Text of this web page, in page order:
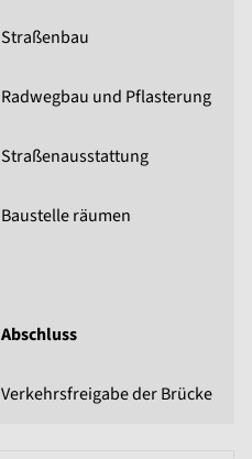
Straßenbau
Radwegbau und Pflasterung
Straßenausstattung
Baustelle räumen
Abschluss
Verkehrsfreigabe der Brücke